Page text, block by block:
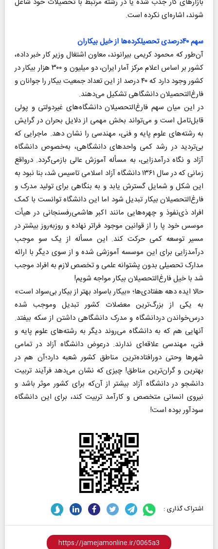
شوند، اشاره‌ای نکرده است.
سهم ۴۰درصدی تحصیلکرده‌ها از خیل بیکاران
آن‌طور که محمود کریمی بیرانوند، معاون اشتغال وزیر کار خبر داده،
کشور بر اساس اعلام مرکز آمار ایران، دو میلیون و ۳۰۰ هزار بیکار در
کشور وجود دارد که ۴۰ درصد از این تعداد جمعیت بیکار را جوانان و
فارغ‌التحصیلان دانشگاهی تشکیل می‌دهند.
در این میان سهم فارغ‌التحصیلان دانشگاه‌های غیردولتی و پولی
قابل‌تامل است و می‌تواند بخش مهمی از دلایل بحران در گرایش
به رشته‌های علوم پایه و فنی، مهندسی را نشان دهد. ماجرایی که
بی‌تردید در رشد کمی واحدهای دانشگاهی، به‌خصوص دانشگاه
آزاد و نگاه درآمدزایی، به مسأله آموزش عالی بازمی‌گردد. درواقع
زمانی که در سال ۱۳۶۱ دانشگاه آزاد اسلامی تاسیس شد، بنا نبود به
این شکل و شمایل گسترش یابد و به بنگاهی برای تولید مدرک و
فارغ‌التحصیلان بیکار تبدیل شود اما این دانشگاه توانست با کمک
افراد ذی‌نفوذ و چهره‌هایی مانند اکبر هاشمی‌رفسنجانی در هیأت
موسس خود پا را از قوانین موجود فراتر نهاده و روزبه‌روز بیشتر در
مسیر توسعه کمی حرکت کند. این مسأله از یک سو موجب
درآمدزایی برای این موسسه آموزشی شده و از سوی دیگر با ارائه
مدارک تحصیلی بدون پشتوانه علمی و تخصص لازم به افراد موجب
شد با خیل فارغ‌التحصیلان بیکار مواجه شویم!
حالا ایده دهه ‌هفتادی‌ها؛ «بیکار باسواد بهتر از بیکار بی‌سواد است»
‌به یکی از بزرگ‌ترین معضلات کشور تبدیل وموجب شده
درس‌خواندن دردانشگاه و مدرک دانشگاهی داشتن از سکه بیفتد.
آنهایی هم که به دانشگاه می‌روند دیگر به رشته‌های علوم پایه و
فنی، مهندسی علاقه‌ای ندارند. درعوض دانشگاه آزاد در تمامی
شهرها وحتی دورافتاده‌ترین مناطق کشور شعبه دارد؛آن هم در
بهترین و گران‌ترین مناطق!‌ چیزی که نشان می‌دهد فرآیند تربیت
دانشجو در دانشگاه آزاد بیشتر از آن‌که برای کشور موثر باشد و
نیروی انسانی متخصص و کارآمد تربیت کند،‌ برای این دانشگاه
سودآور بوده است!
اشتراک گذاری :